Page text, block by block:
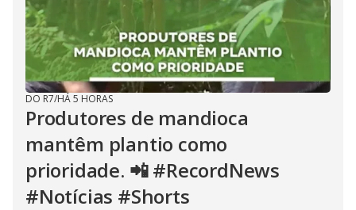
DO R7/HÁ 5 HORAS
Produtores de mandioca
mantêm plantio como
prioridade. 📲 #RecordNews
#Notícias #Shorts